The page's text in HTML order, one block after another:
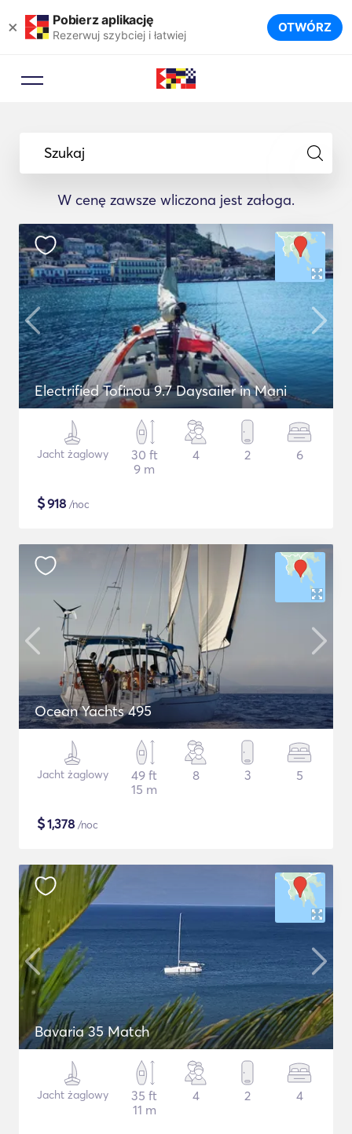
× Pobierz aplikację
Rezerwuj szybciej i łatwiej OTWÓRZ
Szukaj
W cenę zawsze wliczona jest załoga.
Electrified Tofinou 9.7 Daysailer in Mani
Jacht żaglowy
30 ft
9 m
4 2 6
$918 /noc
Ocean Yachts 495
Jacht żaglowy
49 ft
15 m
8 3 5
$1,378 /noc
Bavaria 35 Match
Jacht żaglowy
35 ft
11 m
4 2 4